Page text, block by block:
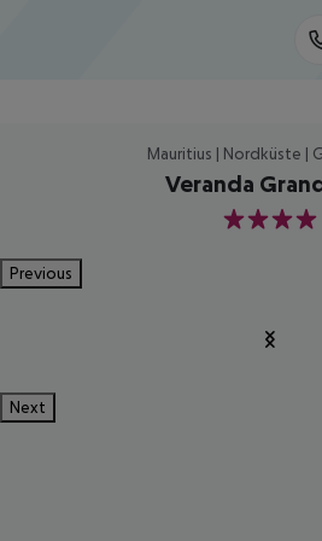
Mauritius | Nordküste |
Veranda
4
Previous
Next